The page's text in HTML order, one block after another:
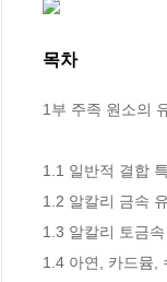
목차
1부 주족 원소의
1.1 일반적 결합
1.2 알칼리 금속
1.3 알칼리 토금
1.4 아연, 카드뮴,